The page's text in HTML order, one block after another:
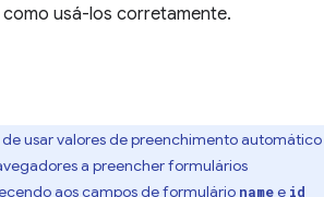
usá-los corretamente.
usar valores de preenchimento automático
a preencher formulários
aos campos de formulário namee id